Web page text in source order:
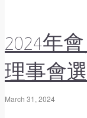
2024年
理事會
March 31, 2024